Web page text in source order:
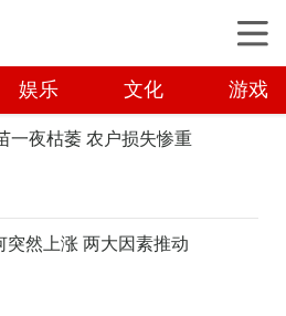
娱乐 文化 游戏
一夜枯萎 农户损失惨重
突然上涨 两大因素推动